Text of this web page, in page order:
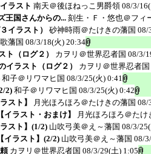
ラスト 南天＠後ほねっこ男爵領 08/3/
王国さんからの... 刻生・Ｆ・悠也＠フィ
イラスト）
砂神時雨＠たけきの藩国 08/
藩国 08/3/18(火) 20:34
（ログ２）
カヲリ＠世界忍者国 08/3/
ラスト（ログ２）
カヲリ＠世界忍者国
和子＠リワマヒ国 08/3/25(火) 0:41
2)和子＠リワマヒ国 08/3/25(火) 0:42
スト】
月光ほろほろ＠たけきの藩国 08/
ラスト・おまけ】
月光ほろほろ＠たけ
スト】(1/2) 山吹弓美＠え～藩国 08/3/
イラスト】(2/2) 山吹弓美＠え～藩国 08/
カヲリ＠世界忍者国 08/3/29(土) 1:05